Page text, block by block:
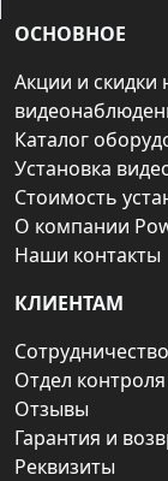
ОСНОВНОЕ
Акции и скидки
Каталог
Установка
Стоимость
О компании
Наши контакты
КЛИЕНТАМ
Отдел контроля
Отзывы
Гарантия и
Реквизиты